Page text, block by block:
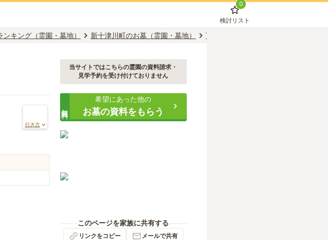
0
検討リスト
キング（霊園・墓地） 新十津川町のお墓（霊園・墓地） 下徳富駅のお墓（霊園・墓地）
行き方
当サイトではこちらの霊園の資料請求・
見学予約を受け付けておりません
希望にあった他の
お墓の資料をもらう
このページを家族に共有する
リンクをコピー メールで共有